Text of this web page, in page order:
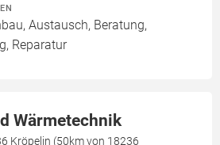
Austausch, Beratung,
Reparatur
Wärmetechnik
Kröpelin (50km von 18236